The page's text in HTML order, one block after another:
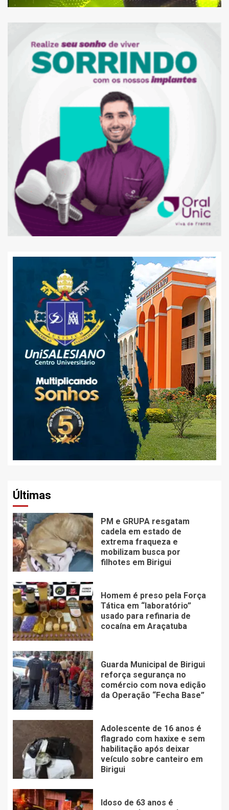
Últimas
PM e GRUPA resgatam
cadela em estado de
extrema fraqueza e
mobilizam busca por
filhotes em Birigui
Homem é preso pela Força
Tática em “laboratório”
usado para refinaria de
cocaína em Araçatuba
Guarda Municipal de Birigui
reforça segurança no
comércio com nova edição
da Operação “Fecha Base”
Adolescente de 16 anos é
flagrado com haxixe e sem
habilitação após deixar
veículo sobre canteiro em
Birigui
Idoso de 63 anos é